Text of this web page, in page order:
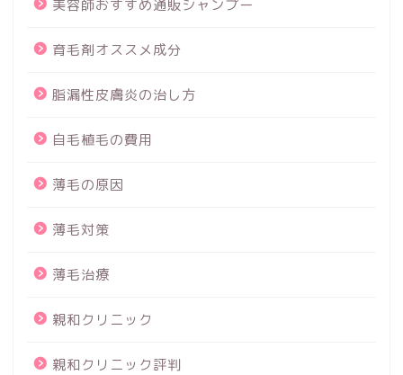
美容師おすすめ通販シャンプー
育毛剤オススメ成分
脂漏性皮膚炎の治し方
自毛植毛の費用
薄毛の原因
薄毛対策
薄毛治療
親和クリニック
親和クリニック評判